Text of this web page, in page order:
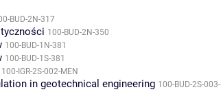
BUD-2N-317
100-BUD-2N-350
100-BUD-1N-381
100-BUD-1S-381
100-IGR-2S-002-MEN
in geotechnical engineering 100-BUD-2S-003-